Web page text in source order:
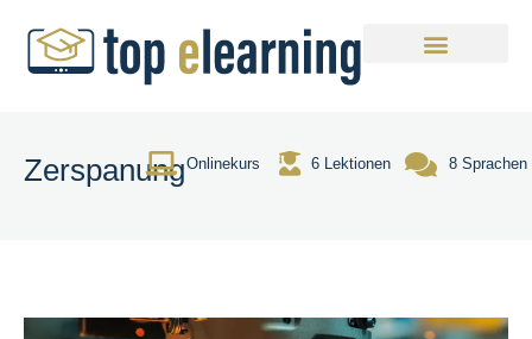
ZerspanungOnlinekurs 6 Lektionen 8 Sprachen